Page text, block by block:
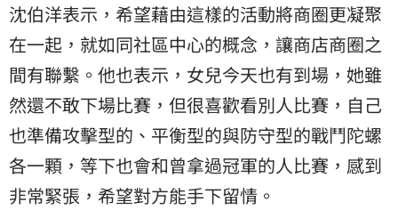
沈伯洋表示，希望藉由這樣的活動將商圈更凝聚
在一起，就如同社區中心的概念，讓商店商圈之
間有聯繫。他也表示，女兒今天也有到場，她雖
然還不敢下場比賽，但很喜歡看別人比賽，自己
也準備攻擊型的、平衡型的與防守型的戰鬥陀螺
各一顆，等下也會和曾拿過冠軍的人比賽，感到
非常緊張，希望對方能手下留情。